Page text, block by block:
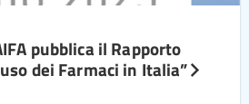
pubblica il Rapporto
dei Farmaci in Italia”